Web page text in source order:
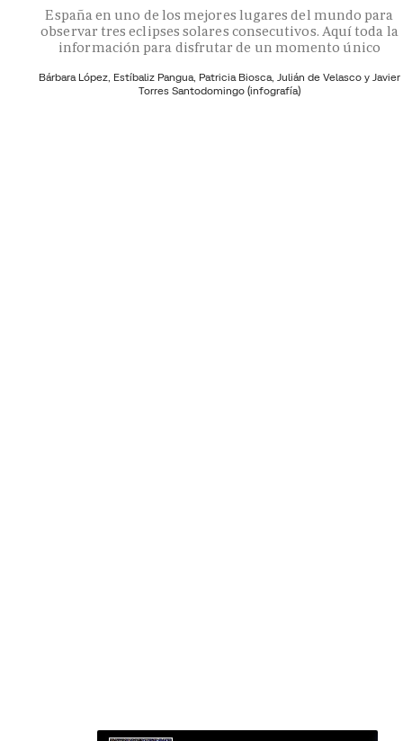
España en uno de los mejores lugares del mundo para
observar tres eclipses solares consecutivos. Aquí toda la
información para disfrutar de un momento único
Bárbara López, Estíbaliz Pangua, Patricia Biosca, Julián de Velasco y Javier
Torres Santodomingo (infografía)